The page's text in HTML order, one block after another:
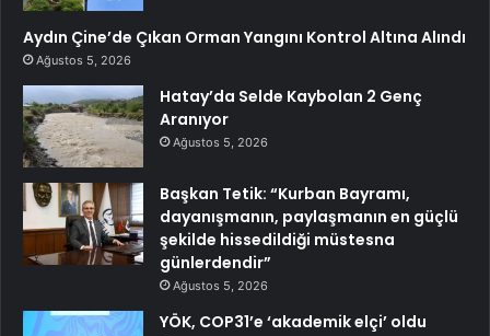
Aydın Çine’de Çıkan Orman Yangını Kontrol Altına Alındı
Ağustos 5, 2026
Hatay’da Selde Kaybolan 2 Genç
Aranıyor
Ağustos 5, 2026
Başkan Tetik: “Kurban Bayramı,
dayanışmanın, paylaşmanın en güçlü
şekilde hissedildiği müstesna
günlerdendir”
Ağustos 5, 2026
YÖK, COP31’e ‘akademik elçi’ oldu